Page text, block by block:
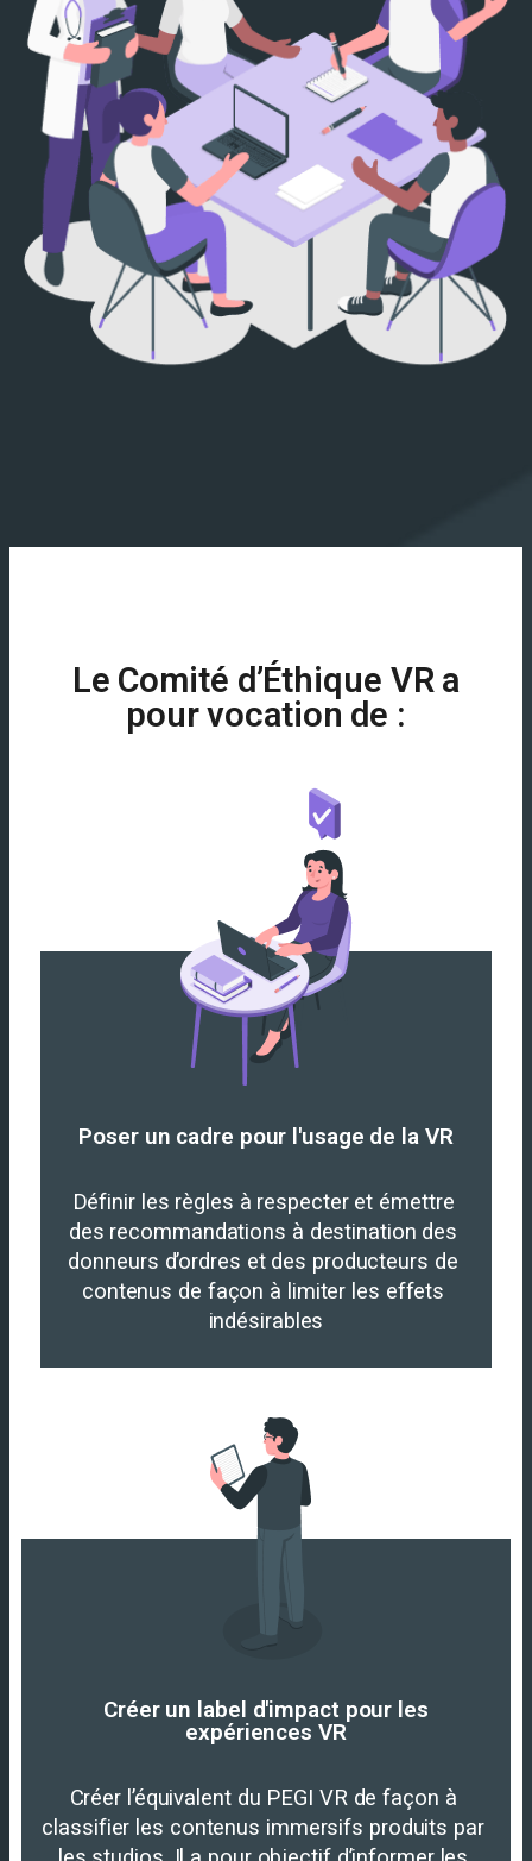
Le Comité d’Éthique VR a
pour vocation de :
Poser un cadre pour l'usage de la VR​
Définir les règles à respecter et émettre
des recommandations à destination des
donneurs d’ordres et des producteurs de
contenus de façon à limiter les effets
indésirables
Créer un label d'impact pour les
expériences VR
Créer l’équivalent du PEGI VR de façon à
classifier les contenus immersifs produits par